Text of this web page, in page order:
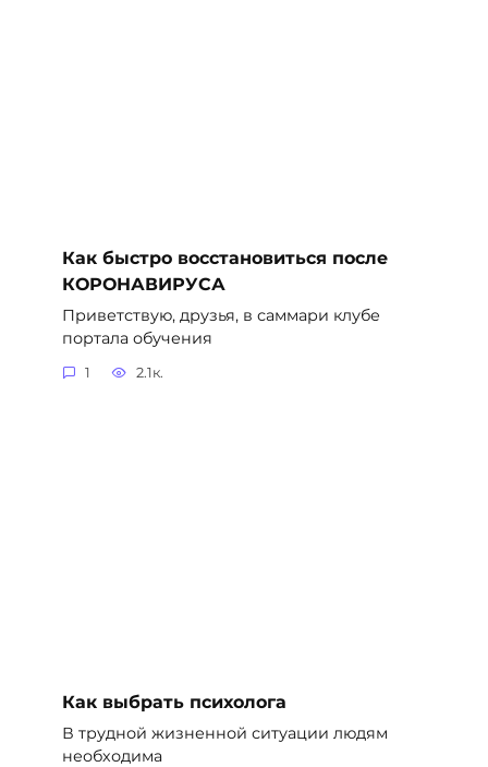
Как быстро восстановиться после
КОРОНАВИРУСА
Приветствую, друзья, в саммари клубе
портала обучения
1 2.1к.
Как выбрать психолога
В трудной жизненной ситуации людям
необходима